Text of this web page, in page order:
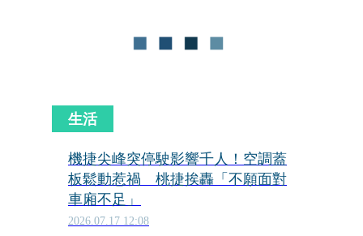
言，塞車不會因為有了高鐵就能解決…
生活
機捷尖峰突停駛影響千人！空調蓋
板鬆動惹禍 桃捷挨轟「不願面對
車廂不足」
2026.07.17 12:08